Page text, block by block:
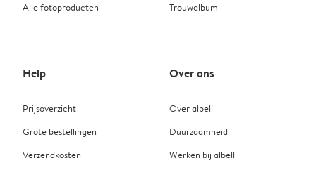
Alle fotoproducten
Trouwalbum
Help
Prijsoverzicht
Grote bestellingen
Verzendkosten
Over ons
Over albelli
Duurzaamheid
Werken bij albelli